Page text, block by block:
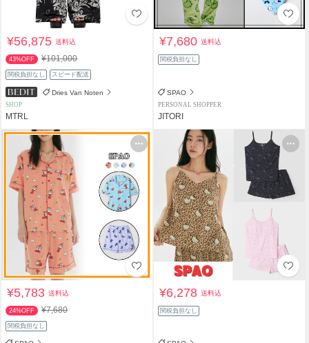
¥56,875送料込
43%OFF ¥101,000
関税負担なし スピード配送
Dries Van Noten
SHOP
MTRL
¥7,680送料込
関税負担なし
SPAO
PERSONAL SHOPPER
JITORI
¥5,783送料込
24%OFF ¥7,680
関税負担なし
¥6,278送料込
関税負担なし